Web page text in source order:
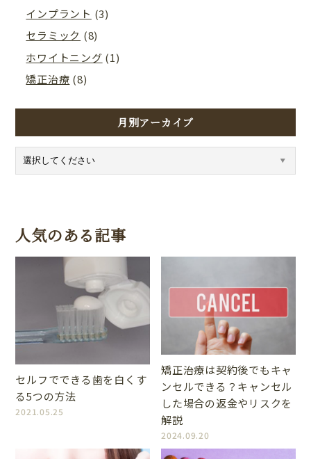
インプラント (3)
セラミック (8)
ホワイトニング (1)
矯正治療 (8)
月別アーカイブ
人気のある記事
セルフでできる歯を白くす
る5つの方法
2021.05.25
矯正治療は契約後でもキャ
ンセルできる？キャンセル
した場合の返金やリスクを
解説
2024.09.20